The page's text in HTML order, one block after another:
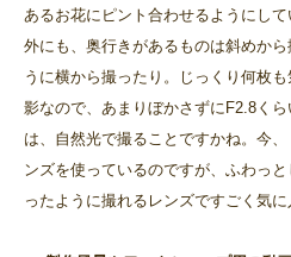
あるお花にピント合わせるようにし
外にも、奥行きがあるものは斜めか
うに横から撮ったり。じっくり何枚
影なので、あまりぼかさずにF2.8く
は、自然光で撮ることですかね。今、
ンズを使っているのですが、ふわっ
ったように撮れるレンズですごく気に